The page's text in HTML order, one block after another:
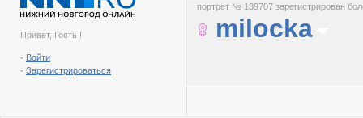
Привет, Гость !
- Войти
- Зарегистрироваться
портрет № 139707 зарегистрирован
milocka